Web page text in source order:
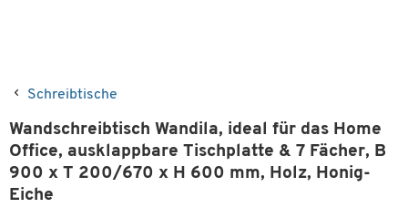
Schreibtische
Wandschreibtisch Wandila, ideal für das Home
Office, ausklappbare Tischplatte & 7 Fächer, B
900 x T 200/670 x H 600 mm, Holz, Honig-
Eiche